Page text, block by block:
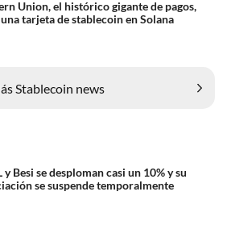
Union, el histórico gigante de pagos,
tarjeta de stablecoin en Solana
Stablecoin news
y Besi se desploman casi un 10% y su
se suspende temporalmente